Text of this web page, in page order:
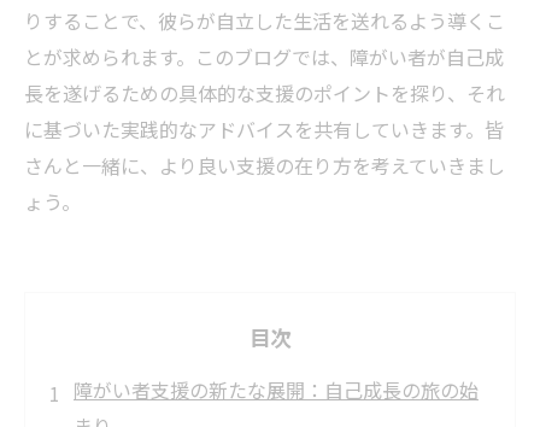
りすることで、彼らが自立した生活を送れるよう導くこ
とが求められます。このブログでは、障がい者が自己成
長を遂げるための具体的な支援のポイントを探り、それ
に基づいた実践的なアドバイスを共有していきます。皆
さんと一緒に、より良い支援の在り方を考えていきまし
ょう。
目次
障がい者支援の新たな展開：自己成長の旅の始